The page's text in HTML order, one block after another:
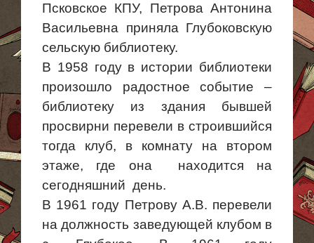
Псковское КПУ, Петрова Антонина
Васильевна приняла Глубоковскую
сельскую библиотеку.
В 1958 году в истории библиотеки
произошло радостное событие –
библиотеку из здания бывшей
просвирни перевели в строившийся
тогда клуб, в комнату на втором
этаже, где она находится на
сегодняшний день.
В 1961 году Петрову А.В. перевели
на должность заведующей клубом в